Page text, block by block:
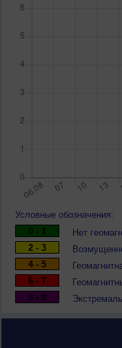
Условные обозначения:
0 - 1
Нет
2 - 3
4 - 5
6 - 7
8 - 9